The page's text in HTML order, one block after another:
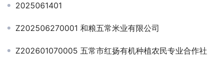
2025061401
Z202506270001 和粮五常米业有限公司
Z202601070005 五常市红扬有机种植农民专业合作社